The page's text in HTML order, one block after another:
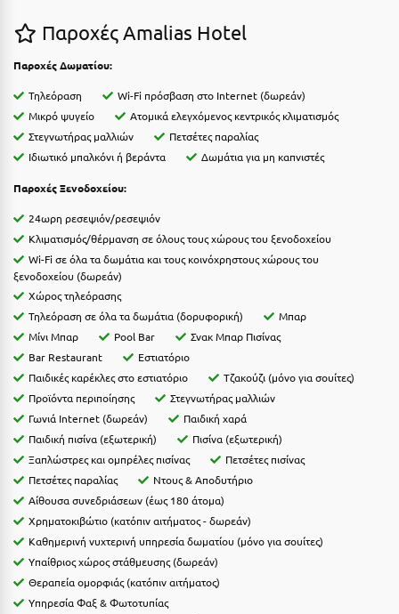
Ηλεία
Θ
Θάσος
Θεσσαλονίκη
Ι
Ιεράπετρα
Ιθάκη
Ικαρία
Ίος
Ιωάννινα
Κ
Καβάλα
Καλάβρυτα
Καλαμάτα
Κάλαμος
Παροχές Amalias Hotel
Παροχές Δωματίου:
Τηλεόραση
Wi-Fi πρόσβαση στο Internet (δωρεάν)
Μικρό ψυγείο
Ατομικά ελεγχόμενος κεντρικός κλιματισμός
Στεγνωτήρας μαλλιών
Πετσέτες παραλίας
Ιδιωτικό μπαλκόνι ή βεράντα
Δωμάτια για μη καπνιστές
Παροχές Ξενοδοχείου:
24ωρη ρεσεψιόν/ρεσεψιόν
Κλιματισμός/θέρμανση σε όλους τους χώρους του ξενοδοχείου
Wi-Fi σε όλα τα δωμάτια και τους κοινόχρηστους χώρους του
ξενοδοχείου (δωρεάν)
Χώρος τηλεόρασης
Τηλεόραση σε όλα τα δωμάτια (δορυφορική)
Μπαρ
Μίνι Μπαρ
Pool Bar
Σνακ Μπαρ Πισίνας
Bar Restaurant
Εστιατόριο
Παιδικές καρέκλες στο εστιατόριo
Τζακούζι (μόνο για σουίτες)
Προϊόντα περιποίησης
Στεγνωτήρας μαλλιών
Γωνιά Internet (δωρεάν)
Παιδική χαρά
Παιδική πισίνα (εξωτερική)
Πισίνα (εξωτερική)
Ξαπλώστρες και ομπρέλες πισίνας
Πετσέτες πισίνας
Πετσέτες παραλίας
Ντους & Αποδυτήριο
Αίθουσα συνεδριάσεων (έως 180 άτομα)
Χρηματοκιβώτιο (κατόπιν αιτήματος - δωρεάν)
Καθημερινή νυχτερινή υπηρεσία δωματίου (μόνο για σουίτες)
Υπαίθριος χώρος στάθμευσης (δωρεάν)
Θεραπεία ομορφιάς (κατόπιν αιτήματος)
Υπηρεσία Φαξ & Φωτοτυπίας